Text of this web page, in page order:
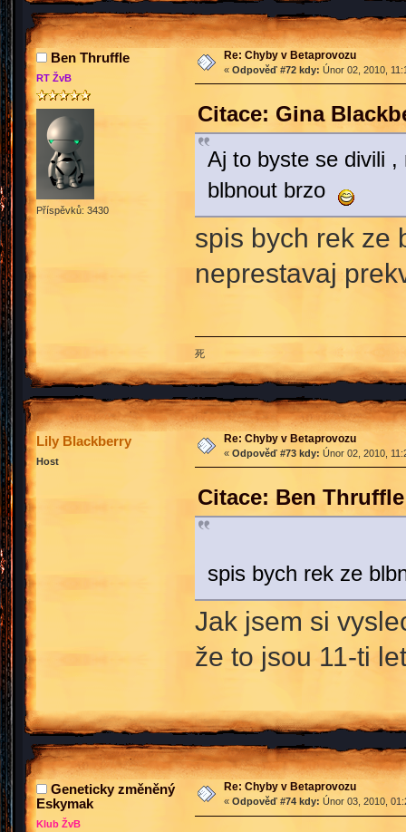
Ben Thruffle
RT ŽvB
Příspěvků: 3430
Re: Chyby v Betaprovozu
« Odpověď #72 kdy: Únor 02, 2010,
Citace: Gina
Aj to byste se divili ,
blbnout brzo
spis bych rek ze
neprestavaj
死
Lily Blackberry
Host
Re: Chyby v Betaprovozu
« Odpověď #73 kdy: Únor 02, 2010,
Citace: Ben
spis bych rek ze
Jak jsem si
že to jsou 11-ti
Geneticky změněný
Eskymak
Klub ŽvB
Re: Chyby v Betaprovozu
« Odpověď #74 kdy: Únor 03, 2010,